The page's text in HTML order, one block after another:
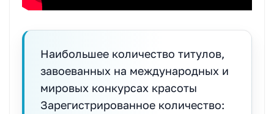
Наибольшее количество титулов,
завоеванных на международных и
мировых конкурсах красоты
Зарегистрированное количество: